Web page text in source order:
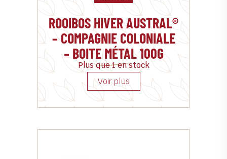
ROOIBOS HIVER AUSTRAL®
– COMPAGNIE COLONIALE
– BOITE MÉTAL 100G
Plus que 1 en stock